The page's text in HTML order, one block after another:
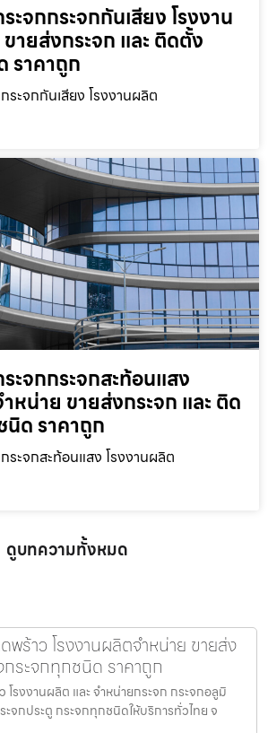
ะจกกระจกกันเสียง โรงงาน
ายส่งกระจก และ ติดตั้ง
ราคาถูก
ระจกกันเสียง โรงงานผลิต
ะจกกระจกสะท้อนแสง
หน่าย ขายส่งกระจก และ ติด
ด ราคาถูก
ระจกสะท้อนแสง โรงงานผลิต
ดูบทความทั้งหมด
พร้าว โรงงานผลิตจำหน่าย ขายส่ง
ระจกทุกชนิด ราคาถูก
โรงงานผลิต และ จำหน่ายกระจก กระจกอลูมิ
ะจกประตู กระจกทุกชนิดให้บริการทั่วไทย จ